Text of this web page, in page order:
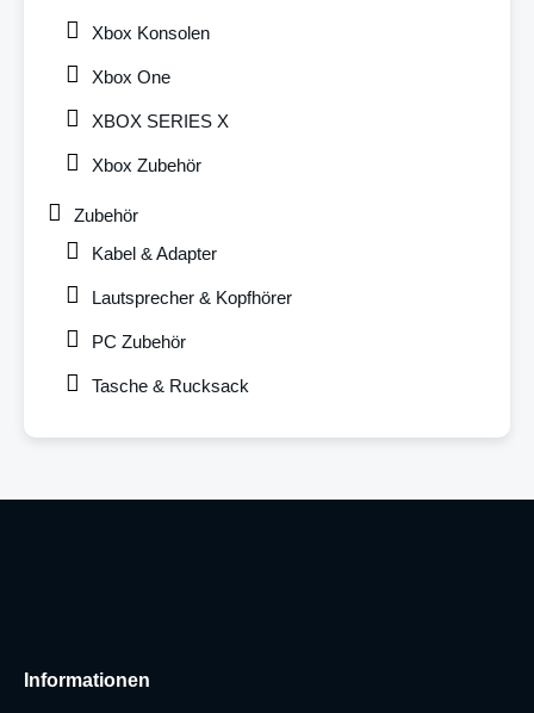
Xbox Konsolen
Xbox One
XBOX SERIES X
Xbox Zubehör
Zubehör
Kabel & Adapter
Lautsprecher & Kopfhörer
PC Zubehör
Tasche & Rucksack
Informationen